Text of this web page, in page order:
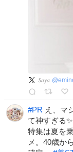
𝑆𝑎𝑦𝑎 @
#PR え、マ
て神すぎる
特集は夏を
メ。40歳か